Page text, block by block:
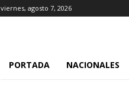
viernes, agosto 7, 2026
PORTADA NACIONALES